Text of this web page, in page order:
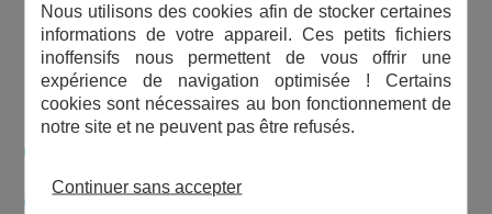
Produits disponibles dans la gamme :
DPD3 – Chlore total
Nous utilisons des cookies afin de stocker certaines
informations de votre appareil. Ces petits fichiers
inoffensifs nous permettent de vous offrir une
expérience de navigation optimisée ! Certains
cookies sont nécessaires au bon fonctionnement de
notre site et ne peuvent pas être refusés.
Continuer sans accepter